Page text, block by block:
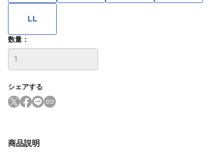
LL
数量：
シェアする
商品説明